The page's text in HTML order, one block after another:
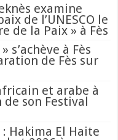
examine
de l’UNESCO le
de la Paix » à Fès
s’achève à Fès
de Fès sur
et arabe à
de son Festival
: Hakima El Haite